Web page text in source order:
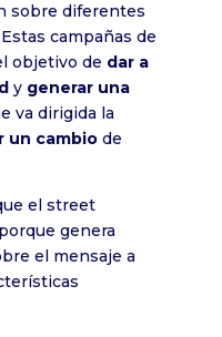
sobre diferentes
campañas de
objetivo de dar a
y generar una
va dirigida la
un cambiode
el street
genera
el mensaje a